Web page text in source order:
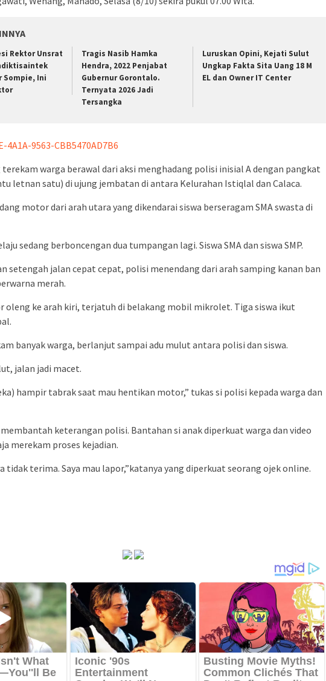
Rektor Unsrat
Sompie, Ini
Tragis Nasib Hamka
Hendra, 2022 Penjabat
Gubernur Gorontalo.
Ternyata 2026 Jadi
Tersangka
Luruskan Opini, Kejati Sulut
Ungkap Fakta Sita Uang 18 M
EL dan Owner IT Center
4A1A-9563-CBB5470AD7B6
warga berawal dari aksi menghadang polisi inisial A dengan pangkat
letnan satu) di ujung jembatan di antara Kelurahan Istiqlal dan Calaca.
motor dari arah utara yang dikendarai siswa berseragam SMA swasta di
sedang berboncengan dua tumpangan lagi. Siswa SMA dan siswa SMP.
setengah jalan cepat cepat, polisi menendang dari arah samping kanan ban
merah.
oleng ke arah kiri, terjatuh di belakang mobil mikrolet. Tiga siswa ikut
banyak warga, berlanjut sampai adu mulut antara polisi dan siswa.
jalan jadi macet.
hampir tabrak saat mau hentikan motor,” tukas si polisi kepada warga dan
membantah keterangan polisi. Bantahan si anak diperkuat warga dan video
merekam proses kejadian.
tidak terima. Saya mau lapor,”katanya yang diperkuat seorang ojek online.